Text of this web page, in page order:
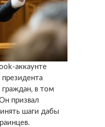
аккаунте
в том
призвал
шаги дабы